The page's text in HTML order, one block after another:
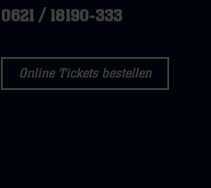
0621 / 18190-333
Online Tickets bestellen